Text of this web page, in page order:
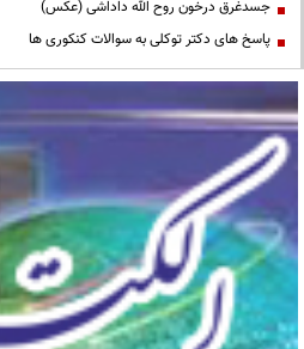
جسدغرق درخون روح الله داداشی (عکس)
پاسخ های دکتر توکلی به سوالات کنکوری ها